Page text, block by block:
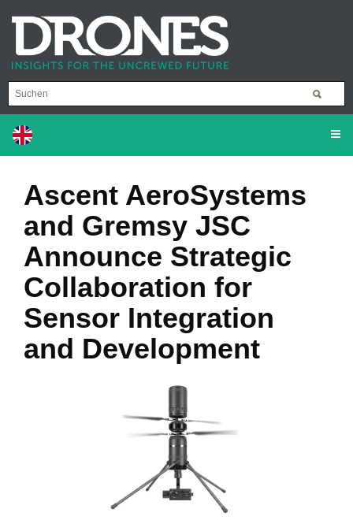
Ascent AeroSystems
and Gremsy JSC
Announce Strategic
Collaboration for
Sensor Integration
and Development